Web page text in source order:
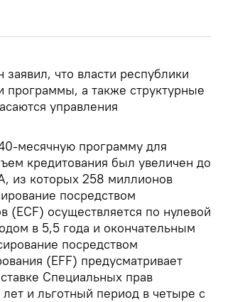
что власти республики
программы, а также структурные
управления
месячную программу для
кредитования был увеличен до
из которых 258 миллионов
посредством
осуществляется по нулевой
в 5,5 года и окончательным
посредством
(EFF) предусматривает
Специальных прав
и льготный период в четыре с